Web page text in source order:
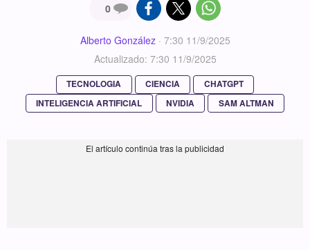
0
Alberto González· 7:30 11/9/2025
Actualizado: 7:30 11/9/2025
TECNOLOGIA CIENCIA
CHATGPT
INTELIGENCIA ARTIFICIAL
NVIDIA SAM ALTMAN